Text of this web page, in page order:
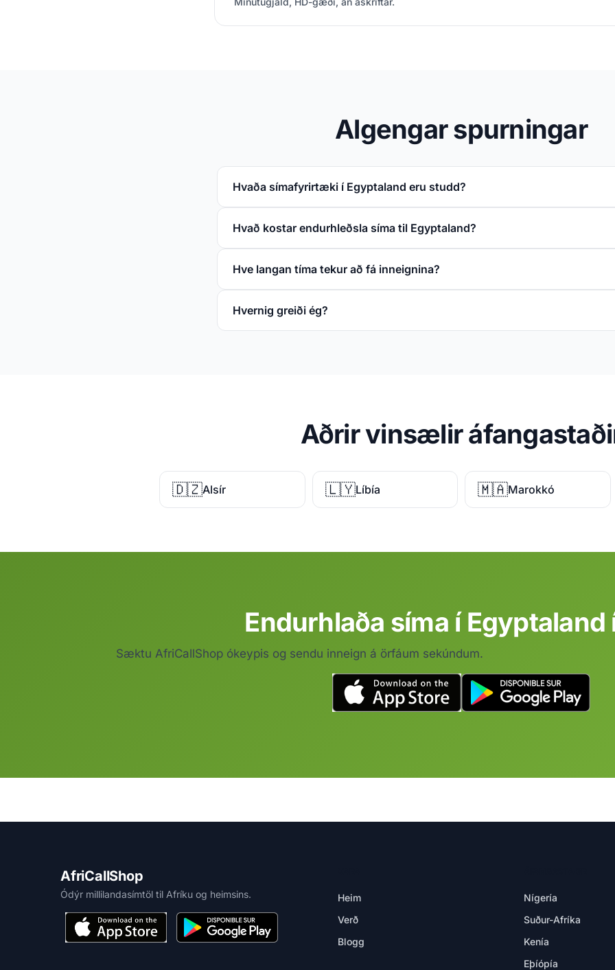
Algengar spurningar
Hvaða símafyrirtæki í Egyptaland eru studd?
Hvað kostar endurhleðsla síma til Egyptaland?
Hve langan tíma tekur að fá inneignina?
Hvernig greiði ég?
Aðrir vinsælir
🇩🇿Alsír 🇱🇾Líbía 🇲🇦Marokkó
Endurhlaða síma í Egyptaland
Sæktu AfriCallShop ókeypis og sendu inneign á örfáum sekúndum.
AfriCallShop
Ódýr millilandasímtöl til Afríku og heimsins.
Heim
Verð
Blogg
Nígería
Suður-Afríka
Kenía
Eþíópía